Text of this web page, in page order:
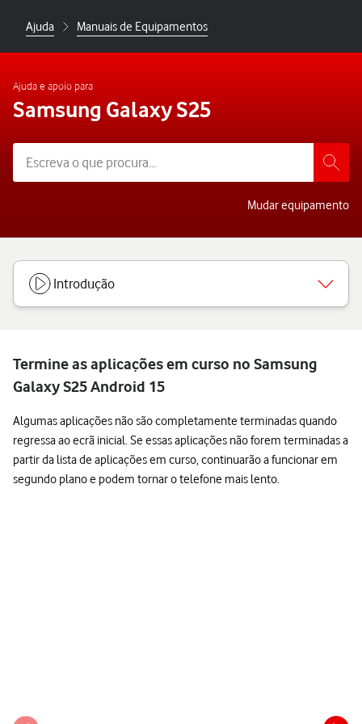
Ajuda Manuais de Equipamentos
Ajuda e apoio para
Samsung Galaxy S25
Mudar equipamento
Introdução
Termine as aplicações em curso no Samsung
Galaxy S25 Android 15
Algumas aplicações não são completamente terminadas quando
regressa ao ecrã inicial. Se essas aplicações não forem terminadas a
partir da lista de aplicações em curso, continuarão a funcionar em
segundo plano e podem tornar o telefone mais lento.